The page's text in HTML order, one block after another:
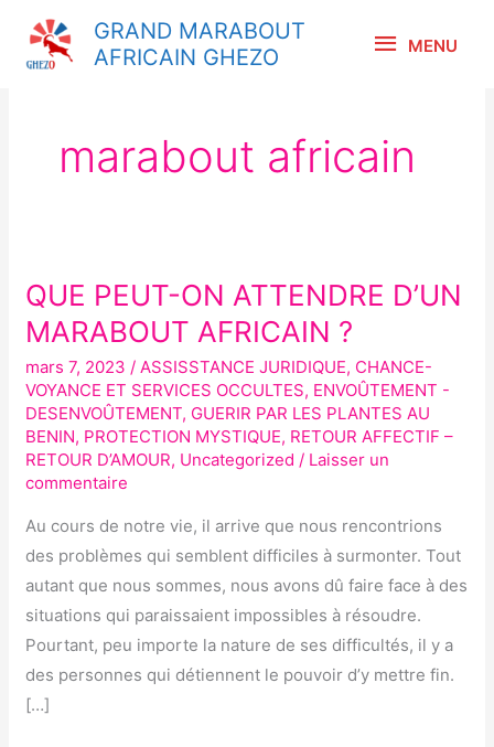
contenu
GRAND MARABOUT
AFRICAIN GHEZO
MENU
marabout africain
QUE PEUT-ON ATTENDRE D’UN
MARABOUT AFRICAIN ?
mars 7, 2023 / ASSISSTANCE JURIDIQUE, CHANCE-
VOYANCE ET SERVICES OCCULTES, ENVOÛTEMENT -
DESENVOÛTEMENT, GUERIR PAR LES PLANTES AU
BENIN, PROTECTION MYSTIQUE, RETOUR AFFECTIF –
RETOUR D’AMOUR, Uncategorized / Laisser un
commentaire
Au cours de notre vie, il arrive que nous rencontrions
des problèmes qui semblent difficiles à surmonter. Tout
autant que nous sommes, nous avons dû faire face à des
situations qui paraissaient impossibles à résoudre.
Pourtant, peu importe la nature de ses difficultés, il y a
des personnes qui détiennent le pouvoir d’y mettre fin.
[…]
QUE
PEUT-
ATTENDRE
D’UN
MARABOUT
AFRICAIN ?